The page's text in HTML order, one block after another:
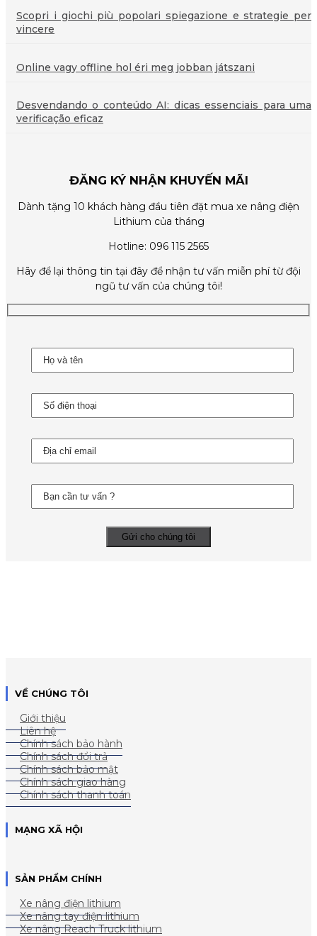
Scopri i giochi più popolari spiegazione e strategie per
vincere
Online vagy offline hol éri meg jobban játszani
Desvendando o conteúdo AI: dicas essenciais para uma
verificação eficaz
ĐĂNG KÝ NHẬN KHUYẾN MÃI
Dành tặng 10 khách hàng đầu tiên đặt mua xe nâng điện
Lithium của tháng
Hotline: 096 115 2565
Hãy để lại thông tin tại đây để nhận tư vấn miễn phí từ đội
ngũ tư vấn của chúng tôi!
VỀ CHÚNG TÔI
Giới thiệu
Liên hệ
Chính sách bảo hành
Chính sách đổi trả
Chính sách bảo mật
Chính sách giao hàng
Chính sách thanh toán
MẠNG XÃ HỘI
SẢN PHẨM CHÍNH
Xe nâng điện lithium
Xe nâng tay điện lithium
Xe nâng Reach Truck lithium